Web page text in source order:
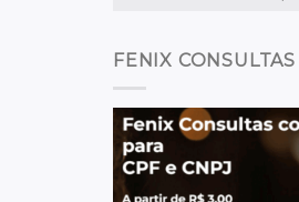
FENIX CONSULTAS